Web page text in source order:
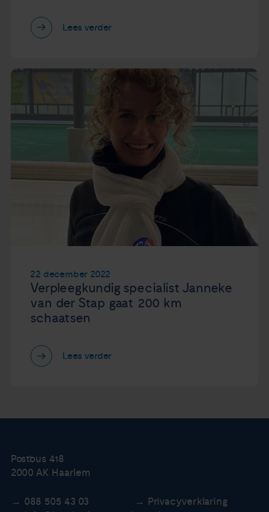
Lees verder
22 december 2022
Verpleegkundig specialist Janneke
van der Stap gaat 200 km
schaatsen
Lees verder
Postbus 418
2000 AK Haarlem
088 505 43 03
Privacyverklaring